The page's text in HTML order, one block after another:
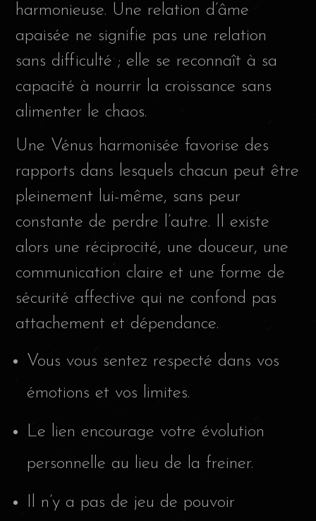
harmonieuse. Une relation d’âme
apaisée ne signifie pas une relation
sans difficulté ; elle se reconnaît à sa
capacité à nourrir la croissance sans
alimenter le chaos.
Une Vénus harmonisée favorise des
rapports dans lesquels chacun peut être
pleinement lui-même, sans peur
constante de perdre l’autre. Il existe
alors une réciprocité, une douceur, une
communication claire et une forme de
sécurité affective qui ne confond pas
attachement et dépendance.
Vous vous sentez respecté dans vos
émotions et vos limites.
Le lien encourage votre évolution
personnelle au lieu de la freiner.
Il n’y a pas de jeu de pouvoir